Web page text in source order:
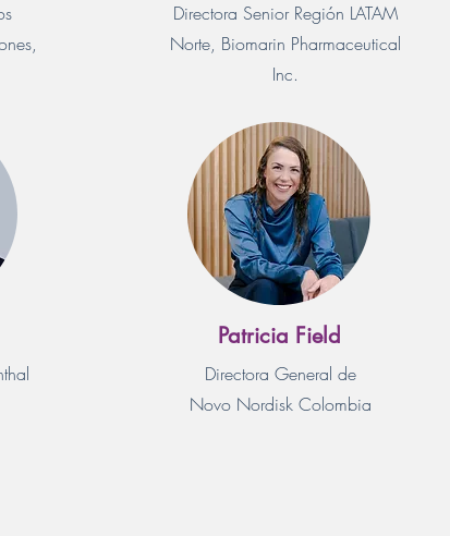
Directora Senior Región LATAM
Norte, Biomarin Pharmaceutical
Inc.
Patricia Field
Directora General de
Novo Nordisk Colombia